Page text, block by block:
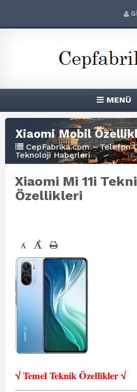
MENÜ
Xiaomi Mobil
CepFabrika.com – Telefon
Teknoloji Haberleri
Xiaomi Mi 11i
Özellikleri
- +
√ Temel Teknik Özellikler √